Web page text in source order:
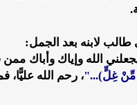
لابنه بعد الجمل:
الله وإياك وأباك ممن
مِّنْ غِلٍّ)
..."، رحم الله عليًّا،